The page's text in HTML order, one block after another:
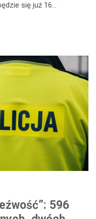
się już 16…
596